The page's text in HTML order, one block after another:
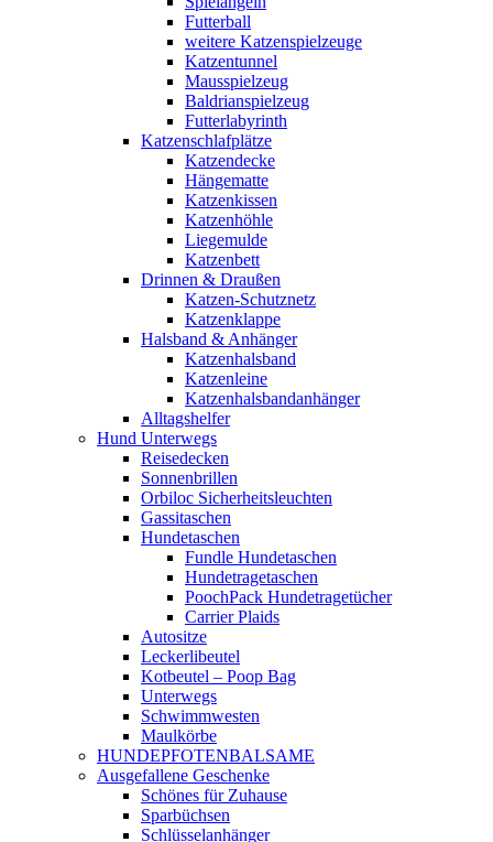
Futterball
weitere Katzenspielzeuge
Katzentunnel
Mausspielzeug
Baldrianspielzeug
Futterlabyrinth
Katzenschlafplätze
Katzendecke
Hängematte
Katzenkissen
Katzenhöhle
Liegemulde
Katzenbett
Drinnen & Draußen
Katzen-Schutznetz
Katzenklappe
Halsband & Anhänger
Katzenhalsband
Katzenleine
Katzenhalsbandanhänger
Alltagshelfer
Hund Unterwegs
Reisedecken
Sonnenbrillen
Orbiloc Sicherheitsleuchten
Gassitaschen
Hundetaschen
Fundle Hundetaschen
Hundetragetaschen
PoochPack Hundetragetücher
Carrier Plaids
Autositze
Leckerlibeutel
Kotbeutel – Poop Bag
Unterwegs
Schwimmwesten
Maulkörbe
HUNDEPFOTENBALSAME
Ausgefallene Geschenke
Schönes für Zuhause
Sparbüchsen
Schlüsselanhänger